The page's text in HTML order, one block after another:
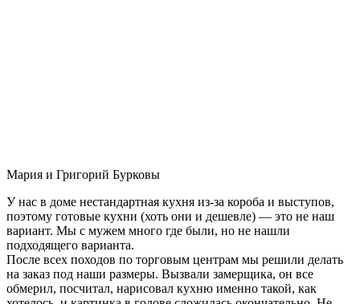
Мария и Григорий Бурковы
У нас в доме нестандартная кухня из-за короба и выступов,
поэтому готовые кухни (хоть они и дешевле) — это не наш
вариант. Мы с мужем много где были, но не нашли
подходящего варианта.
После всех походов по торговым центрам мы решили делать
на заказ под наши размеры. Вызвали замерщика, он все
обмерил, посчитал, нарисовал кухню именно такой, как